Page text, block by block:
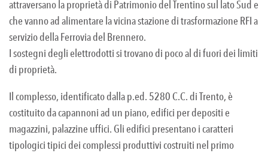
attraversano la proprietà di Patrimonio del Trentino sul lato Sud e
che vanno ad alimentare la vicina stazione di trasformazione RFI a
servizio della Ferrovia del Brennero.
I sostegni degli elettrodotti si trovano di poco al di fuori dei limiti
di proprietà.
Il complesso, identificato dalla p.ed. 5280 C.C. di Trento, è
costituito da capannoni ad un piano, edifici per depositi e
magazzini, palazzine uffici. Gli edifici presentano i caratteri
tipologici tipici dei complessi produttivi costruiti nel primo